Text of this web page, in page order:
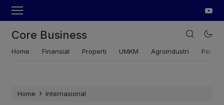
Core Business
Home Finansial Properti UMKM Agroindustri
Home › Internasional